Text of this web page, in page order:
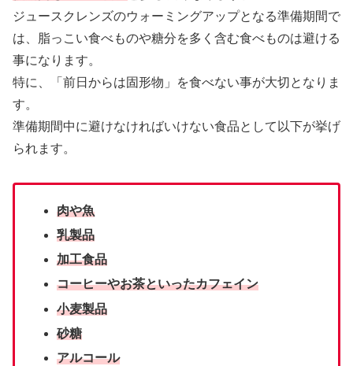
ジュースクレンズのウォーミングアップとなる準備期間で
は、脂っこい食べものや糖分を多く含む食べものは避ける
事になります。
特に、「前日からは固形物」を食べない事が大切となりま
す。
準備期間中に避けなければいけない食品として以下が挙げ
られます。
肉や魚
乳製品
加工食品
コーヒーやお茶といったカフェイン
小麦製品
砂糖
アルコール